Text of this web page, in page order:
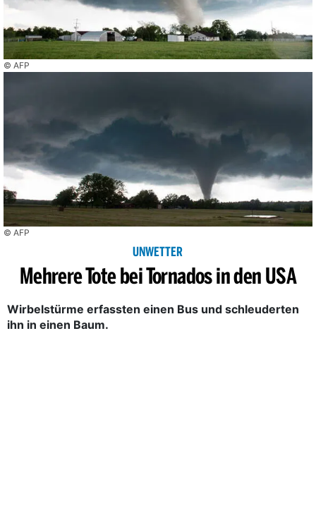
© AFP
© AFP
UNWETTER
Mehrere Tote bei Tornados in den USA
Wirbelstürme erfassten einen Bus und schleuderten
ihn in einen Baum.